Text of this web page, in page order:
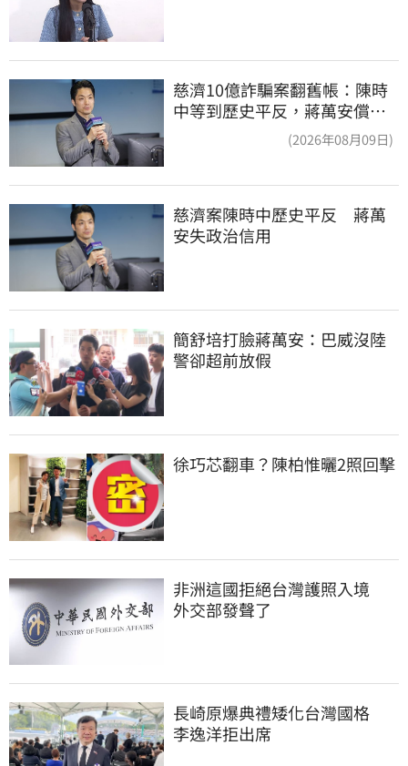
慈濟10億詐騙案翻舊帳：陳時
中等到歷史平反，蔣萬安償還
(2026年08月09日)
慈濟案陳時中歷史平反　蔣萬
安失政治信用
簡舒培打臉蔣萬安：巴威沒陸
警卻超前放假
徐巧芯翻車？陳柏惟曬2照回擊
非洲這國拒絕台灣護照入境
外交部發聲了
長崎原爆典禮矮化台灣國格
李逸洋拒出席